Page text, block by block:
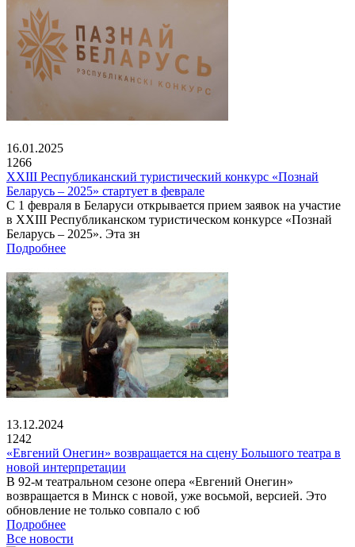
16.01.2025
1266
XXIII Республиканский туристический конкурс «Познай
Беларусь – 2025» стартует в феврале
С 1 февраля в Беларуси открывается прием заявок на участие
в XXIII Республиканском туристическом конкурсе «Познай
Беларусь – 2025». Эта зн
Подробнее
13.12.2024
1242
«Евгений Онегин» возвращается на сцену Большого театра в
новой интерпретации
В 92-м театральном сезоне опера «Евгений Онегин»
возвращается в Минск с новой, уже восьмой, версией. Это
обновление не только совпало с юб
Подробнее
Все новости